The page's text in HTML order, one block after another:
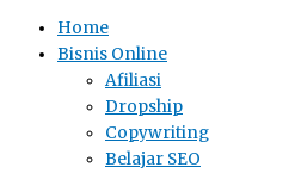
Home
Bisnis Online
Afiliasi
Dropship
Copywriting
Belajar SEO